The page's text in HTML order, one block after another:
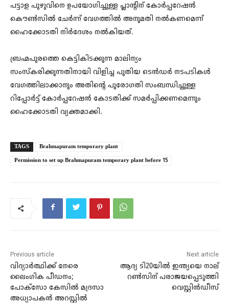
പട്ടാള പുഴുവിനെ ഉപയോഗിച്ചുള്ള പ്ലാന്‍റിന് കോർപ്പറേഷൻ
കൌൺസിൽ ചേർന്ന് വേഗത്തിൽ അനുമതി നൽകണമെന്ന്
ഹൈക്കോടതി നിർദേശം നൽകിയത്.
ബ്രഹ്മപുരത്തെ കെട്ടികിടക്കുന്ന മാലിന്യം
സംസ്കരിക്കുന്നതിനായി വിളിച്ച പുതിയ ടെൻഡർ നടപടികൾ
വേഗത്തിലാക്കാനും അതിന്‍റെ പുരോഗതി സംബന്ധിച്ചുള്ള
റിപ്പോർട്ട് കോർപ്പറേഷൻ കോടതിക്ക് സമർപ്പിക്കണമെന്നും
ഹൈക്കോടതി വ്യക്തമാക്കി.
TAGS
Brahmapuram temporary plant
Permission to set up Brahmapuram temporary plant before 15
Previous article
വിദ്യാർത്ഥിക്ക് നേരെ
ലൈംഗിക പീഡനം;
പോക്സോ കേസിൽ മദ്രസാ
അധ്യാപകൻ അറസ്റ്റിൽ
Next article
ആദ്യ ടി20യിൽ ഇന്ത്യയെ നാല്
റണ്‍സിന് പരാജയപ്പെടുത്തി
വെസ്റ്റിന്‍ഡീസ്